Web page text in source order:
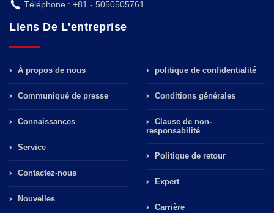
Téléphone : +81 - 5050505761
Liens De L'entreprise
À propos de nous
Communiqué de presse
Connaissances
Service
Contactez-nous
Nouvelles
politique de confidentialité
Conditions générales
Clause de non-
responsabilité
Politique de retour
Expert
Carrière